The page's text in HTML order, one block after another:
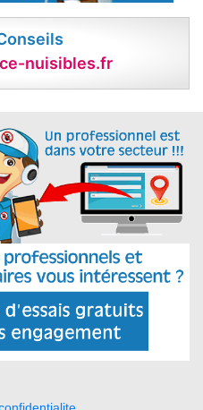
nuisibles.fr